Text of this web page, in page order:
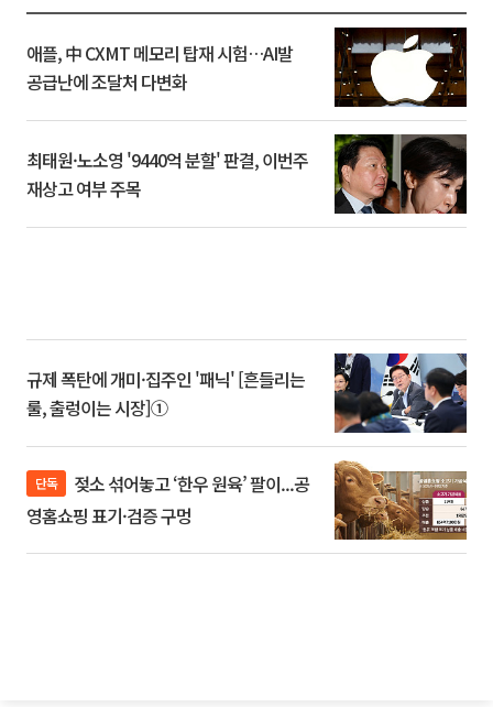
애플, 中 CXMT 메모리 탑재 시험…AI발
공급난에 조달처 다변화
최태원·노소영 '9440억 분할' 판결, 이번주
재상고 여부 주목
규제 폭탄에 개미·집주인 '패닉' [흔들리는
룰, 출렁이는 시장]①
단독
영홈쇼핑 표기·검증 구멍